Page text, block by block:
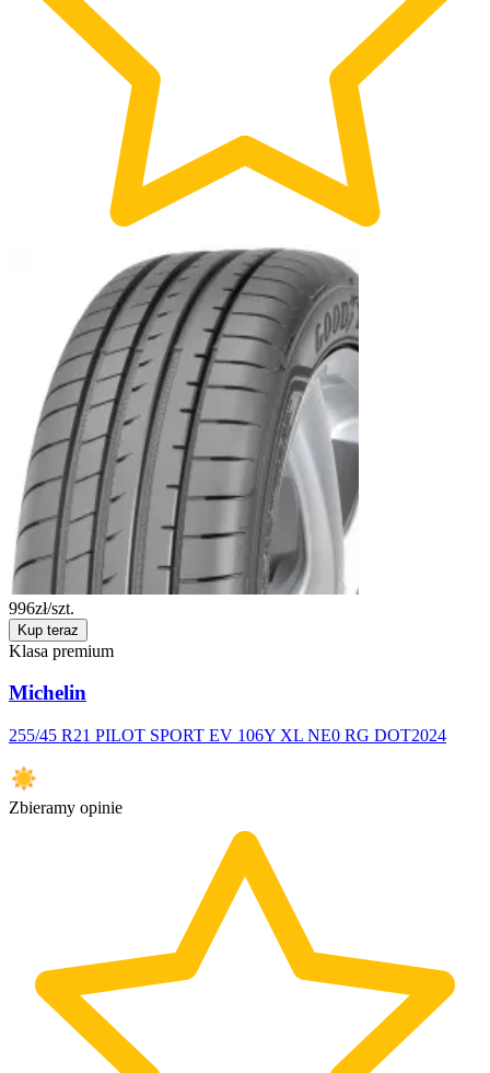
996zł/szt.
Kup teraz
Klasa premium
Michelin
255/45 R21 PILOT SPORT EV 106Y XL NE0 RG DOT2024
Zbieramy opinie